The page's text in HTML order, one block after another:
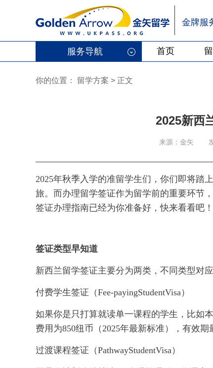
金牌服
服务导航 首页
你的位置： 留学方案 > 正文
2025新西
来源：金矢
2025年秋季入学的准留学生们，你们即将踏
旅。而办理留学签证作为留学前的重要环节
签证办理指南已经为你准备好，快来看看吧！
签证类型早知道
新西兰留学签证主要分为两类，不同类型对
付费学生签证（Fee-payingStudentVisa）
如果你是只打算就读单一课程的学生，比如
费用为850纽币（2025年最新标准），有效
过渡课程签证（PathwayStudentVisa）